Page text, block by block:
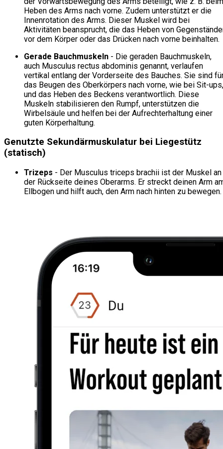
Heben des Arms nach vorne. Zudem unterstützt er die
Innenrotation des Arms. Dieser Muskel wird bei
Aktivitäten beansprucht, die das Heben von
vor dem Körper oder das Drücken nach vorne beinhalten.
Gerade Bauchmuskeln - Die geraden Bauchmuskeln,
auch Musculus rectus abdominis genannt, verlaufen
vertikal entlang der Vorderseite des Bauches. Sie sind
das Beugen des Oberkörpers nach vorne, wie bei Sit-ups,
und das Heben des Beckens verantwortlich. Diese
Muskeln stabilisieren den Rumpf, unterstützen die
Wirbelsäule und helfen bei der Aufrechterhaltung einer
guten Körperhaltung.
Genutzte Sekundärmuskulatur bei Liegestütz
(statisch)
Trizeps - Der Musculus triceps brachii ist der Muskel an
der Rückseite deines Oberarms. Er streckt deinen Arm
Ellbogen und hilft auch, den Arm nach hinten zu bewegen.